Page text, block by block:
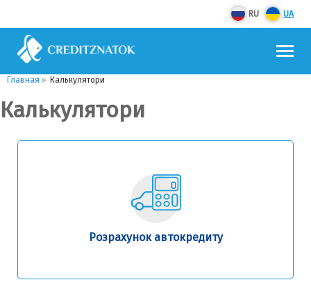
RU UA
Главная Калькулятори
Калькулятори
Розрахунок автокредиту